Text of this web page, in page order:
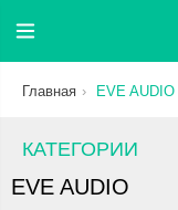
Главная EVE AUDIO
КАТЕГОРИИ
EVE AUDIO